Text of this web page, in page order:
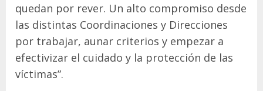
quedan por rever. Un alto compromiso desde
las distintas Coordinaciones y Direcciones
por trabajar, aunar criterios y empezar a
efectivizar el cuidado y la protección de las
víctimas”.